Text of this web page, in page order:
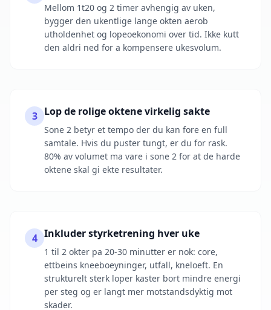
Mellom 1t20 og 2 timer avhengig av uken,
bygger den ukentlige lange okten aerob
utholdenhet og lopeoekonomi over tid. Ikke kutt
den aldri ned for a kompensere ukesvolum.
3 Lop de rolige oktene virkelig sakte
Sone 2 betyr et tempo der du kan fore en full
samtale. Hvis du puster tungt, er du for rask.
80% av volumet ma vare i sone 2 for at de harde
oktene skal gi ekte resultater.
4 Inkluder styrketrening hver uke
1 til 2 okter pa 20-30 minutter er nok: core,
ettbeins kneeboeyninger, utfall, kneloeft. En
strukturelt sterk loper kaster bort mindre energi
per steg og er langt mer motstandsdyktig mot
skader.